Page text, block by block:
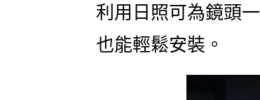
利用日照可為鏡頭
也能輕鬆安裝。